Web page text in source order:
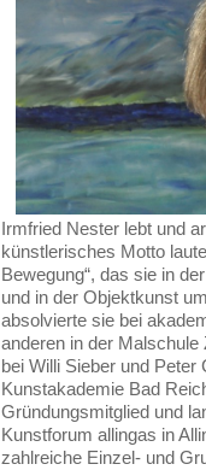
Irmfried Nester lebt und
künstlerisches Motto
Bewegung“, das sie in
und in der Objektkunst
absolvierte sie bei
anderen in der
bei Willi Sieber und Peter
Kunstakademie Bad
Gründungsmitglied und
Kunstforum allingas in
zahlreiche Einzel- und